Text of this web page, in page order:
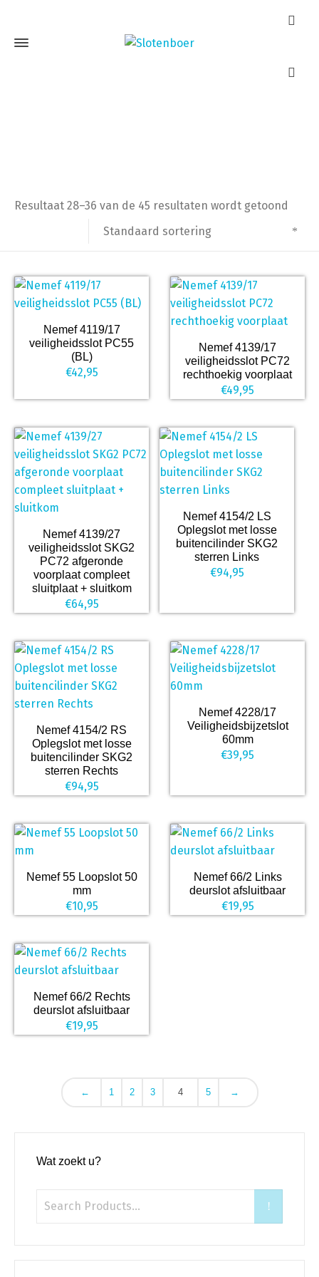
Resultaat 28–36 van de 45 resultaten wordt getoond
Standaard sortering
Nemef 4119/17
veiligheidsslot PC55
(BL)
€42,95
Nemef 4139/17
veiligheidsslot PC72
rechthoekig voorplaat
€49,95
Nemef 4139/27
veiligheidsslot SKG2
PC72 afgeronde
voorplaat compleet
sluitplaat + sluitkom
€64,95
Nemef 4154/2 LS
Oplegslot met losse
buitencilinder SKG2
sterren Links
€94,95
Nemef 4154/2 RS
Oplegslot met losse
buitencilinder SKG2
sterren Rechts
€94,95
Nemef 4228/17
Veiligheidsbijzetslot
60mm
€39,95
Nemef 55 Loopslot 50
mm
€10,95
Nemef 66/2 Links
deurslot afsluitbaar
€19,95
Nemef 66/2 Rechts
deurslot afsluitbaar
€19,95
← 1 2 3 4 5 →
Wat zoekt u?